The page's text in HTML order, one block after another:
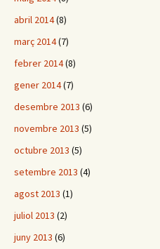
abril 2014(8)
març 2014(7)
febrer 2014(8)
gener 2014(7)
desembre 2013 (6)
novembre 2013 (5)
octubre 2013 (5)
setembre 2013 (4)
agost 2013 (1)
juliol 2013 (2)
juny 2013 (6)